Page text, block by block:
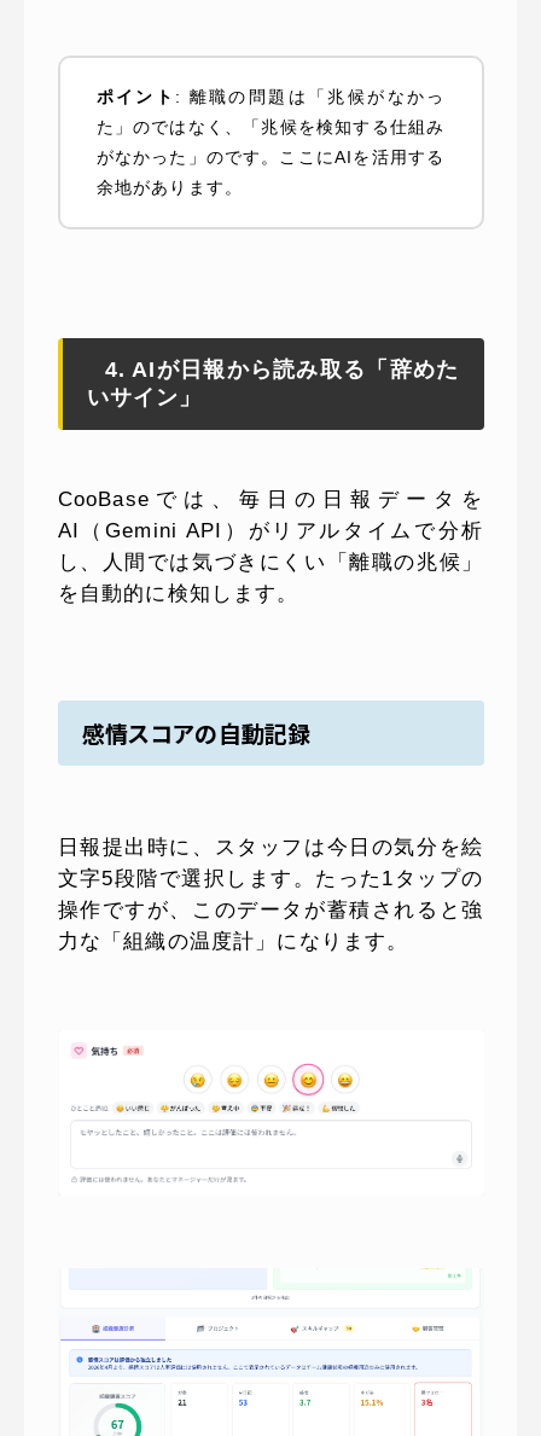
ポイント : 離職の問題は「兆候がなかっ
た」のではなく、「兆候を検知する仕組み
がなかった」のです。ここにAIを活用する
余地があります。
4. AIが日報から読み取る「辞めた
いサイン」
CooBaseでは、毎日の日報データを
AI（Gemini API）がリアルタイムで分析
し、人間では気づきにくい「離職の兆候」
を自動的に検知します。
感情スコアの自動記録
日報提出時に、スタッフは今日の気分を絵
文字5段階で選択します。たった1タップの
操作ですが、このデータが蓄積されると強
力な「組織の温度計」になります。